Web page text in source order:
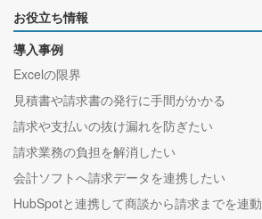
お役立ち情報
導入事例
Excelの限界
見積書や請求書の発行に手間がかかる
請求や支払いの抜け漏れを防ぎたい
請求業務の負担を解消したい
会計ソフトへ請求データを連携したい
HubSpotと連携して商談から請求までを連動